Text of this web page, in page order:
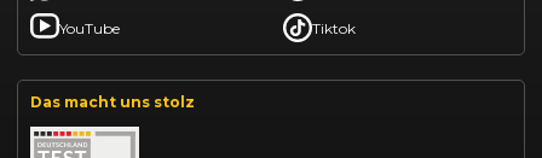
YouTube Tiktok
Das macht uns stolz